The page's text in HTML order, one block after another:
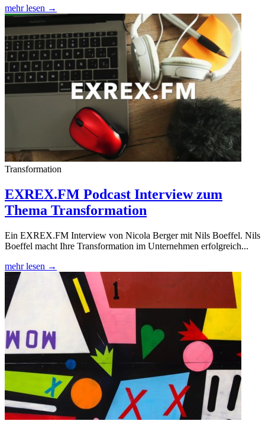
mehr lesen →
Transformation
EXREX.FM Podcast Interview zum
Thema Transformation
Ein EXREX.FM Interview von Nicola Berger mit Nils Boeffel. Nils
Boeffel macht Ihre Transformation im Unternehmen erfolgreich...
mehr lesen →